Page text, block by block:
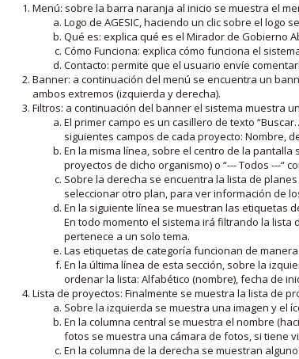
Menú: sobre la barra naranja al inicio se muestra el
Logo de AGESIC, haciendo un clic sobre el logo
Qué es: explica qué es el Mirador de Gobierno
Cómo Funciona: explica cómo funciona el
Contacto: permite que el usuario envíe
Banner: a continuación del menú se encuentra un
ambos extremos (izquierda y derecha).
Filtros: a continuación del banner el sistema muestra
El primer campo es un casillero de texto
siguientes campos de cada proyecto: Nombre,
En la misma línea, sobre el centro de la
proyectos de dicho organismo) o “--- Todos ---“
Sobre la derecha se encuentra la lista de
seleccionar otro plan, para ver información de
En la siguiente línea se muestran las etiquetas
En todo momento el sistema irá filtrando la lista
pertenece a un solo tema.
Las etiquetas de categoría funcionan de
En la última línea de esta sección, sobre la
ordenar la lista: Alfabético (nombre), fecha de
Lista de proyectos: Finalmente se muestra la lista de
Sobre la izquierda se muestra una imagen y el
En la columna central se muestra el nombre
fotos se muestra una cámara de fotos, si tiene
En la columna de la derecha se muestran